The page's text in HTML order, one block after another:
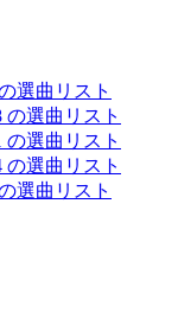
選曲リスト
の選曲リスト
の選曲リスト
の選曲リスト
選曲リスト